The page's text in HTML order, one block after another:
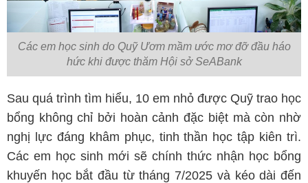
Các em học sinh do Quỹ Ươm mầm ước mơ đỡ đầu háo
hức khi được thăm Hội sở SeABank
Sau quá trình tìm hiểu, 10 em nhỏ được Quỹ trao học
bổng không chỉ bởi hoàn cảnh đặc biệt mà còn nhờ
nghị lực đáng khâm phục, tinh thần học tập kiên trì.
Các em học sinh mới sẽ chính thức nhận học bổng
khuyến học bắt đầu từ tháng 7/2025 và kéo dài đến